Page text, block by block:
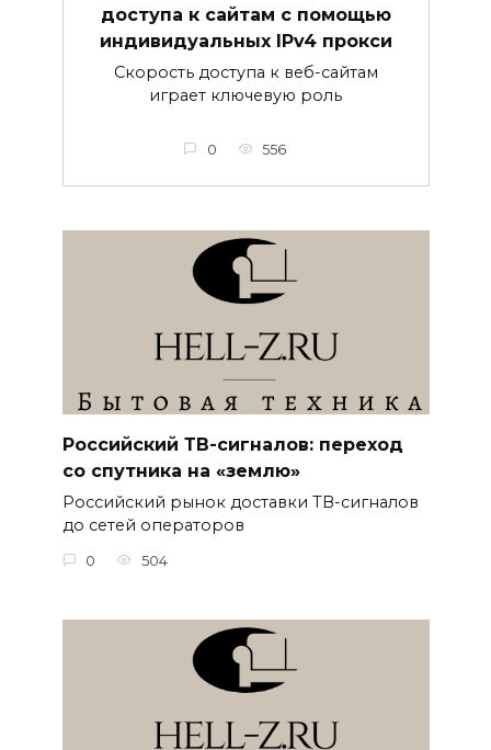
доступа к сайтам с помощью
индивидуальных IPv4 прокси
Скорость доступа к веб-сайтам
играет ключевую роль
0 556
Российский ТВ-сигналов: переход
со спутника на «землю»
Российский рынок доставки ТВ-сигналов
до сетей операторов
0 504